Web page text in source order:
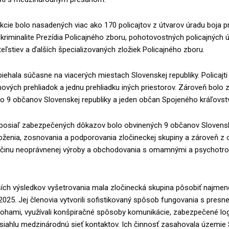
bolo nasadených viac ako 170 policajtov z útvarov úradu boja
Prezídia Policajného zboru, pohotovostných policajných
a ďalších špecializovaných zložiek Policajného zboru.
súčasne na viacerých miestach Slovenskej republiky.
prehliadok a jednu prehliadku iných priestorov. Zároveň bolo
9 občanov Slovenskej republiky a jeden občan Spojeného
zabezpečených dôkazov bolo obvinených 9 občanov
zosnovania a podporovania zločineckej skupiny a zároveň z
neoprávnenej výroby a obchodovania s omamnými a
výsledkov vyšetrovania mala zločinecká skupina pôsobiť
Jej členovia vytvorili sofistikovaný spôsob fungovania s presne
využívali konšpiračné spôsoby komunikácie, zabezpečené
medzinárodnú sieť kontaktov. Ich činnosť zasahovala územie